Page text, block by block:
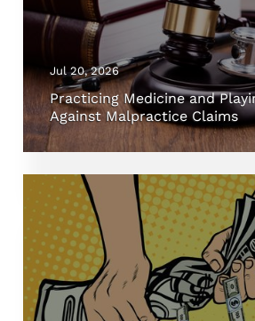
Jul 20, 2026
Practicing Medicine and
Against Malpractice Claims